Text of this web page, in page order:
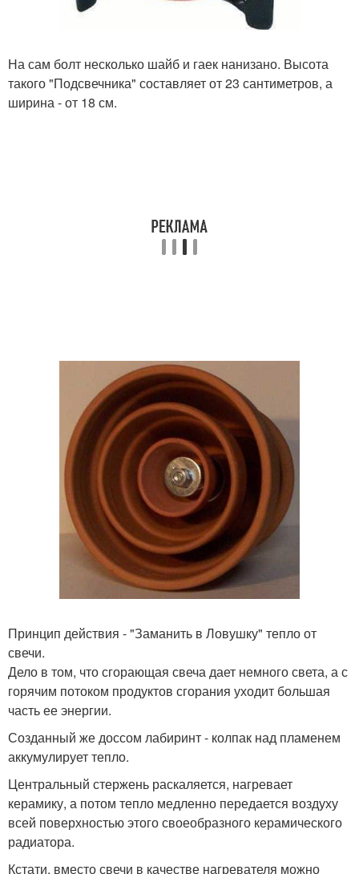
На сам болт несколько шайб и гаек нанизано. Высота
такого "Подсвечника" составляет от 23 сантиметров, а
ширина - от 18 см.
Принцип действия - "Заманить в Ловушку" тепло от
свечи.
Дело в том, что сгорающая свеча дает немного света, а с
горячим потоком продуктов сгорания уходит большая
часть ее энергии.
Созданный же доссом лабиринт - колпак над пламенем
аккумулирует тепло.
Центральный стержень раскаляется, нагревает
керамику, а потом тепло медленно передается воздуху
всей поверхностью этого своеобразного керамического
радиатора.
Кстати, вместо свечи в качестве нагревателя можно